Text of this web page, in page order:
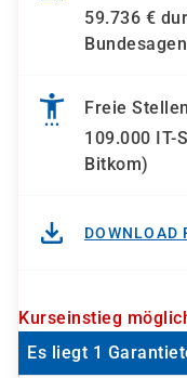
59.736 €
Freie Stellen
109.000 IT-
Bitkom)
DOWNLOAD
Kurseinstieg
Es liegt 1